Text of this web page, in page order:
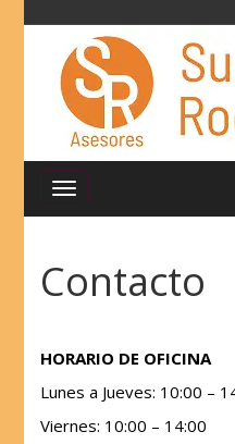
Contacto
HORARIO DE OFICINA
Lunes a Jueves: 10:00 –
Viernes: 10:00 – 14:00